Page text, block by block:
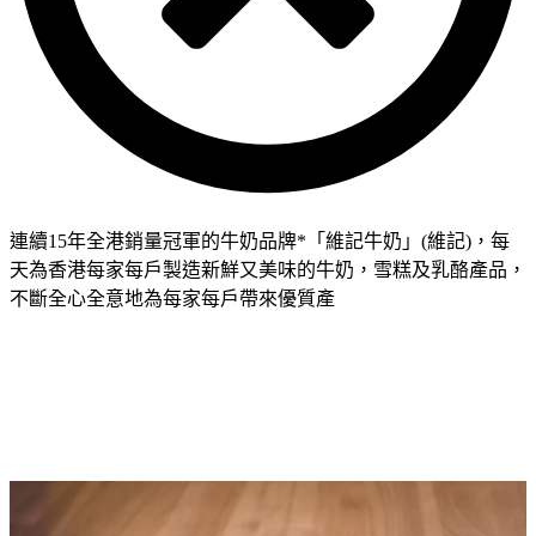
連續15年全港銷量冠軍的牛奶品牌* 「維記牛奶」 (維記) ，每
天為香港每家每戶製造新鮮又美味的牛奶，雪糕及乳酪產品，
不斷全心全意地為每家每戶帶來優質產